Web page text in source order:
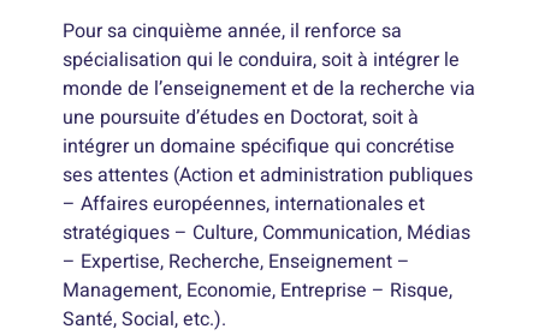
Pour sa cinquième année, il renforce sa
spécialisation qui le conduira, soit à intégrer le
monde de l’enseignement et de la recherche via
une poursuite d’études en Doctorat, soit à
intégrer un domaine spécifique qui concrétise
ses attentes (Action et administration publiques
– Affaires européennes, internationales et
stratégiques – Culture, Communication, Médias
– Expertise, Recherche, Enseignement –
Management, Economie, Entreprise – Risque,
Santé, Social, etc.).